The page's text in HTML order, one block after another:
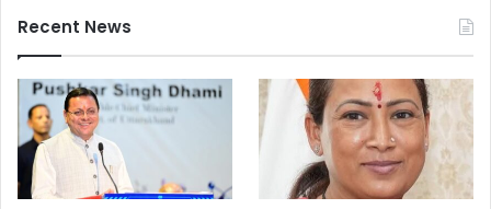
Recent News